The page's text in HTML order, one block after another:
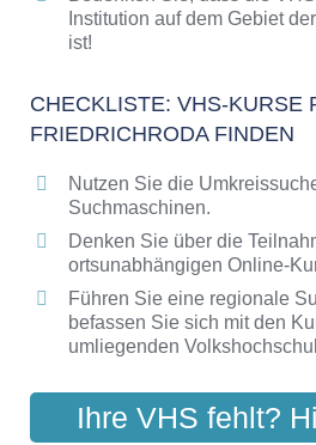
Institution auf dem Gebiet
ist!
CHECKLISTE: VHS-KURSE
FRIEDRICHRODA FINDEN
Nutzen Sie die
Suchmaschinen.
Denken Sie über die
ortsunabhängigen Online-
Führen Sie eine regionale
befassen Sie sich mit den
umliegenden
Ihre VHS fehlt?